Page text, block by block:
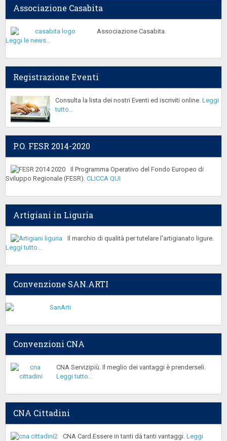
Associazione Casabita
Associazione Casabita.
Leggi le news...
Registrazione Eventi
Consulta la lista dei nostri Eventi ed iscriviti online. Leggi
tutto...
P.O. FESR 2014-2020
Il Programma Operativo del Fondo Europeo di
Sviluppo Regionale (FESR). CLICCA QUI
Artigiani in Liguria
Il marchio di qualità per tutelare l'artigianato ligure.
Leggi tutto...
Convenzione SAN.ARTI
Convenzioni CNA
CNA Servizipiù. Il meglio dei vantaggi è prenderseli.
Leggi tutto...
CNA Cittadini
CNA Card.Essere in tanti dà tanti vantaggi. Leggi